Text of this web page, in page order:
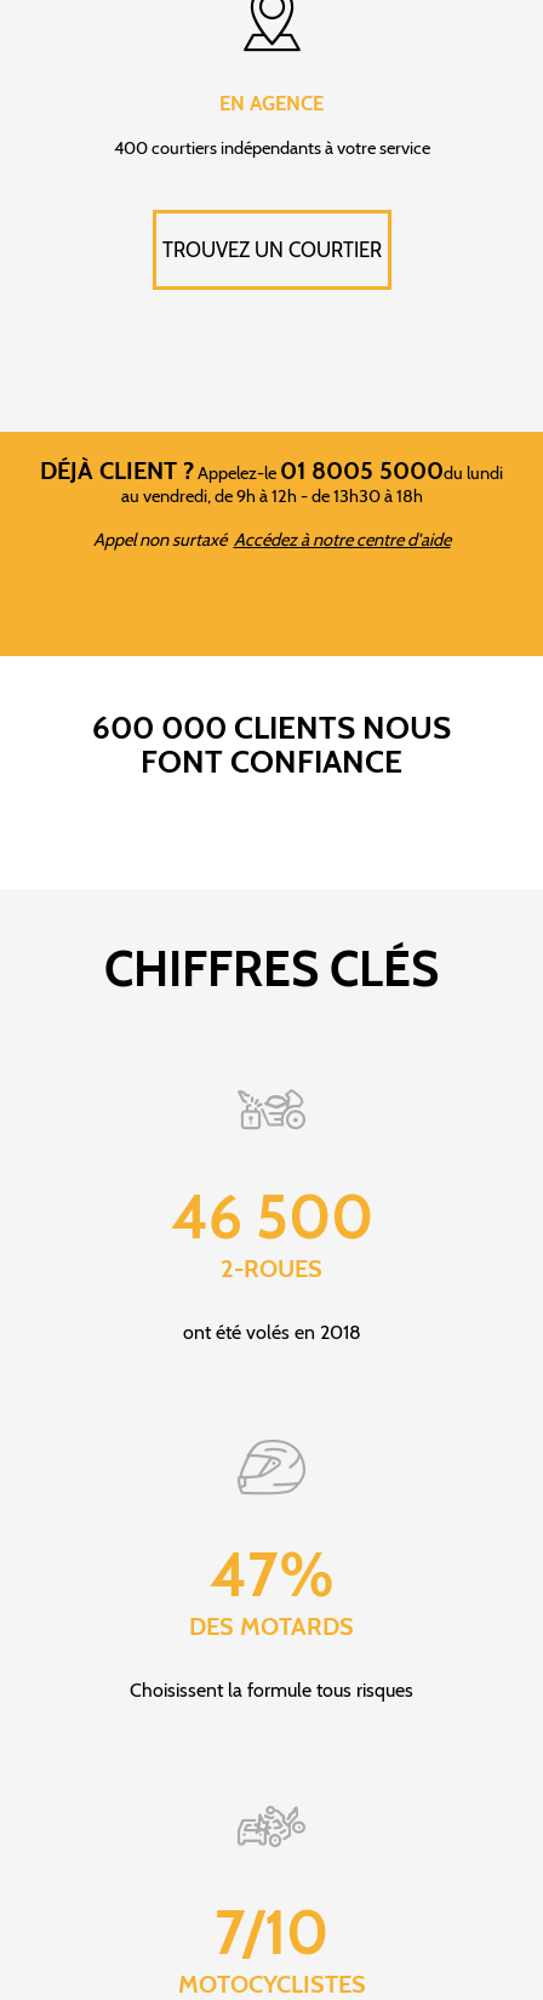
EN AGENCE
400 courtiers indépendants à votre service
TROUVEZ UN COURTIER
DÉJÀ CLIENT ?Appelez-le 01 8005 5000du lundi
au vendredi, de 9h à 12h - de 13h30 à 18h
Appel non surtaxé Accédez à notre centre d'aide
600 000 CLIENTS NOUS
FONT CONFIANCE
CHIFFRES CLÉS
46 500
2-ROUES
ont été volés en 2018
47%
DES MOTARDS
Choisissent la formule tous risques
7/10
MOTOCYCLISTES